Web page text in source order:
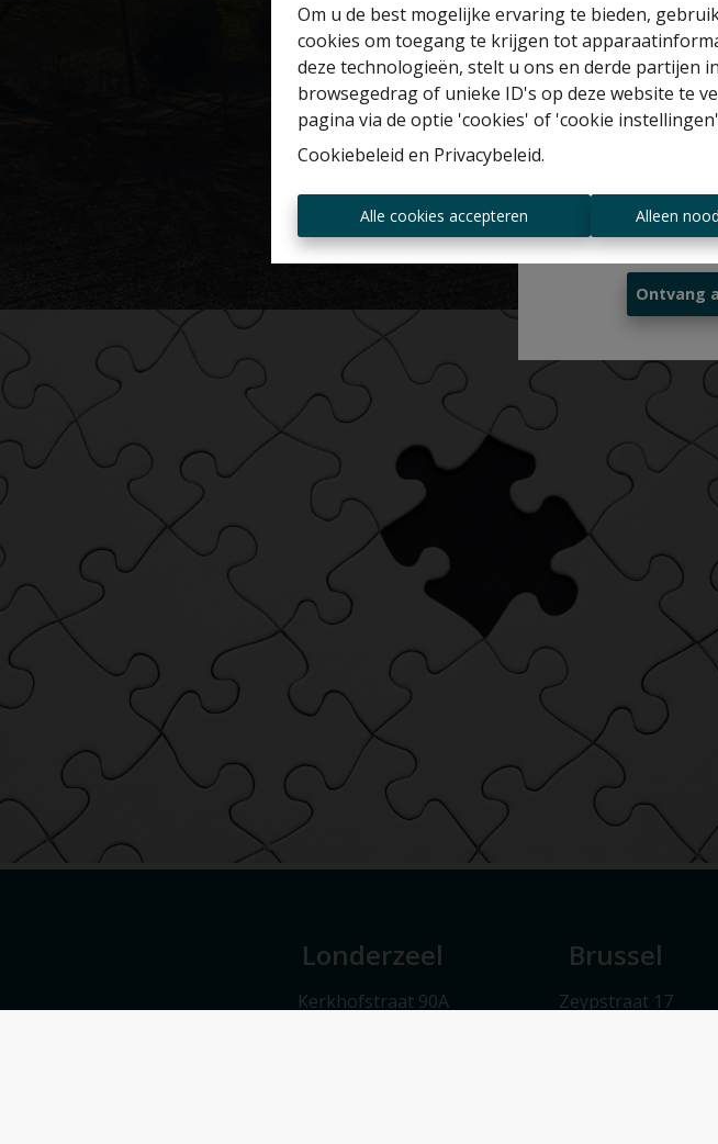
Om u de best mogelijke ervaring te bieden,
cookies om toegang te krijgen tot
deze technologieën, stelt u ons en derde partijen
browsegedrag of unieke ID's op deze website te
pagina via de optie 'cookies' of 'cookie
Cookiebeleid en Privacybeleid.
Alle cookies accepteren Alleen
Londerzeel
Kerkhofstraat 90A
Brussel
Zeypstraat 17
Benieuwd naar
Altijd als eerste
nieuwe
Ontvang